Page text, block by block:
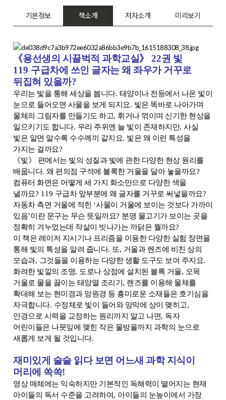
기본정보 책소개 저자소개 미리보기
《용선생의 시끌벅적 과학교실》22권 빛
119 구급차에 쓰인 글자는 왜 좌우가 거꾸로
뒤집혀 있을까?
우리는 빛을 통해 세상을 봅니다. 태양이나 전등에서 나온 빛이
눈으로 들어오면 사물을 보게 되지요. 빛은 똑바로 나아가며
물체의 그림자를 만들기도 하고, 휘거나 꺾이며 신기한 현상을
일으키기도 합니다. 우리 주위엔 늘 빛이 존재하지만,사실
빛은 알면 알수록 수수께끼 같지요. 빛은 왜 이런 특성을
가지는 걸까요?
《빛》 편에서는 빛의 성질과 빛에 관한 다양한 현상 원리를
배웁니다.왜 편의점 구석에 볼록한 거울을 달아 놓을까요?
컴퓨터 화면은 어떻게 세 가지 화소만으로 다양한 색을
낼까요? 119 구급차 앞부분에 왜 글자를 거꾸로 써넣을까요?
자동차 측면 거울에 적힌 ‘사물이 거울에 보이는 것보다 가까이
있음’이란 문구는 무슨 뜻일까요? 분명 물고기가 보이는 곳을
정확히 겨누었는데 작살이 빗나가는 까닭은 뭘까요?
이 책은 레이저 지시기나 프리즘을 이용한 다양한 실험 장면을
통해 빛의 특성을 알려 줍니다. 또, 거울과 렌즈에 비친 상의
모습과, 그것들을 이용하는 다양한 생활 도구도 보여 주지요.
화려한 빛깔의 조명, 도로나 상점에 설치된 볼록 거울, 오목
거울로 물을 끓이는 태양열 조리기 , 렌즈를 이용해 물체를
확대해 보는 현미경과 망원경 등 흥미로운 소재들은 호기심을
자극합니다. 수정체로 빛이 들어와 망막에 상이 맺히고,
안경으로 시력을 교정하는 원리까지 알고 나면, 독자
어린이들은 나뭇잎에 맺힌 작은 물방울까지 과학의 눈으로
새롭게 보게 될 것입니다.
재미있게 술술 읽다 보면 어느새 과학 지식이
머리에 쏙쏙!
영상 매체에는 익숙하지만 기본적인 독해력이 떨어지는 현재
아이들의 독서 수준을 고려하여, 아이들의 눈높이에서 가장